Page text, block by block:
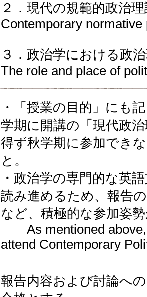
２．現代の規範的政治
Contemporary
３．政治学における政
The role and place of
・「授業の目的」にも
学期に開講の「現代政
得ず秋学期に参加でき
と。
・政治学の専門的な英
読み進めるため、報告
など、積極的な参加
As mentioned above,
attend Contemporary
報告内容および討論へ